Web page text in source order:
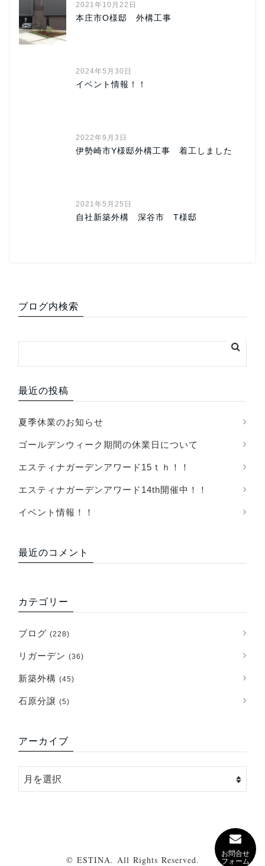
2021年10月22日
本庄市O様邸 外構工事
2024年5月30日
イベント情報！！
2022年9月3日
伊勢崎市Y様邸外構工事 着工しました
2021年5月25日
自社新築外構 深谷市 T様邸
ブログ内検索
最近の投稿
夏季休業のお知らせ
ゴールデンウィーク期間の休業日について
エスティナガーデンアワード15ｔｈ！！
エスティナガーデンアワード14th開催中！！
イベント情報！！
最近のコメント
カテゴリー
ブログ (228)
リガーデン (36)
新築外構 (45)
石原分譲 (5)
アーカイブ
© ESTINA. All Rights Reserved.
お問合せ
フォーム